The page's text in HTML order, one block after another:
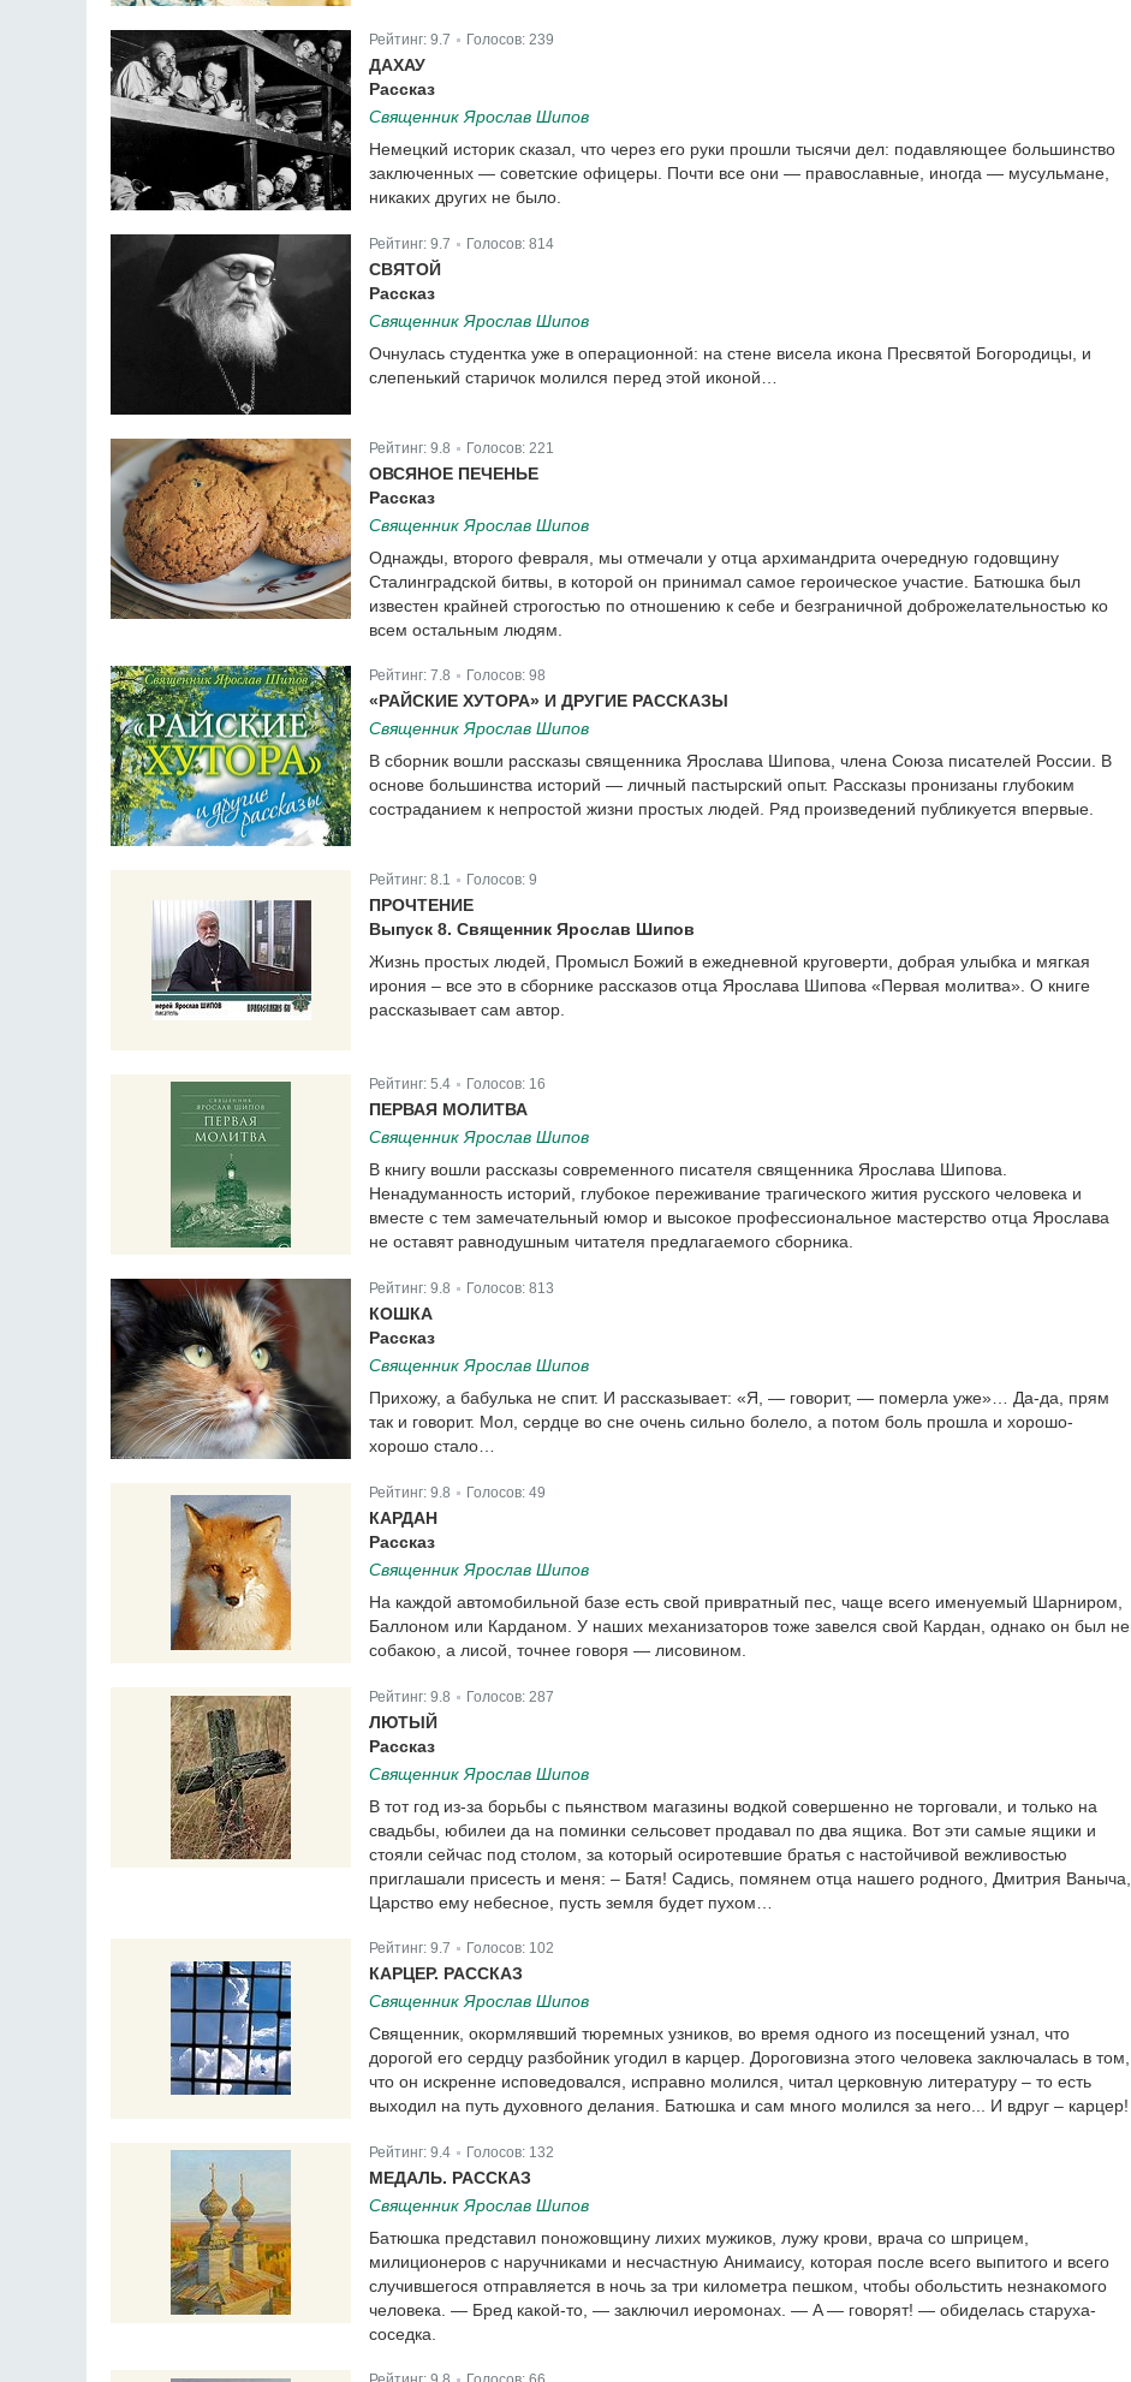
Рейтинг: 9.7 Голосов: 239
ДАХАУ
Рассказ
Священник Ярослав Шипов
Немецкий историк сказал, что через его руки прошли тысячи дел: подавляющее большинство
заключенных — советские офицеры. Почти все они — православные, иногда — мусульмане,
никаких других не было.
Рейтинг: 9.7 Голосов: 814
СВЯТОЙ
Рассказ
Священник Ярослав Шипов
Очнулась студентка уже в операционной: на стене висела икона Пресвятой Богородицы, и
слепенький старичок молился перед этой иконой…
Рейтинг: 9.8 Голосов: 221
ОВСЯНОЕ ПЕЧЕНЬЕ
Рассказ
Священник Ярослав Шипов
Однажды, второго февраля, мы отмечали у отца архимандрита очередную годовщину
Сталинградской битвы, в которой он принимал самое героическое участие. Батюшка был
известен крайней строгостью по отношению к себе и безграничной доброжелательностью ко
всем остальным людям.
Рейтинг: 7.8 Голосов: 98
«РАЙСКИЕ ХУТОРА» И ДРУГИЕ РАССКАЗЫ
Священник Ярослав Шипов
В сборник вошли рассказы священника Ярослава Шипова, члена Союза писателей России. В
основе большинства историй — личный пастырский опыт. Рассказы пронизаны глубоким
состраданием к непростой жизни простых людей. Ряд произведений публикуется впервые.
Рейтинг: 8.1 Голосов: 9
ПРОЧТЕНИЕ
Выпуск 8. Священник Ярослав Шипов
Жизнь простых людей, Промысл Божий в ежедневной круговерти, добрая улыбка и мягкая
ирония – все это в сборнике рассказов отца Ярослава Шипова «Первая молитва». О книге
рассказывает сам автор.
Рейтинг: 5.4 Голосов: 16
ПЕРВАЯ МОЛИТВА
Священник Ярослав Шипов
В книгу вошли рассказы современного писателя священника Ярослава Шипова.
Ненадуманность историй, глубокое переживание трагического жития русского человека и
вместе с тем замечательный юмор и высокое профессиональное мастерство отца Ярослава
не оставят равнодушным читателя предлагаемого сборника.
Рейтинг: 9.8 Голосов: 813
КОШКА
Рассказ
Священник Ярослав Шипов
Прихожу, а бабулька не спит. И рассказывает: «Я, — говорит, — померла уже»… Да-да, прям
так и говорит. Мол, сердце во сне очень сильно болело, а потом боль прошла и хорошо-
хорошо стало…
Рейтинг: 9.8 Голосов: 49
КАРДАН
Рассказ
Священник Ярослав Шипов
На каждой автомобильной базе есть свой привратный пес, чаще всего именуемый Шарниром,
Баллоном или Карданом. У наших механизаторов тоже завелся свой Кардан, однако он был не
собакою, а лисой, точнее говоря — лисовином.
Рейтинг: 9.8 Голосов: 287
ЛЮТЫЙ
Рассказ
Священник Ярослав Шипов
В тот год из-за борьбы с пьянством магазины водкой совершенно не торговали, и только на
свадьбы, юбилеи да на поминки сельсовет продавал по два ящика. Вот эти самые ящики и
стояли сейчас под столом, за который осиротевшие братья с настойчивой вежливостью
приглашали присесть и меня: – Батя! Садись, помянем отца нашего родного, Дмитрия Ваныча,
Царство ему небесное, пусть земля будет пухом…
Рейтинг: 9.7 Голосов: 102
КАРЦЕР. РАССКАЗ
Священник Ярослав Шипов
Священник, окормлявший тюремных узников, во время одного из посещений узнал, что
дорогой его сердцу разбойник угодил в карцер. Дороговизна этого человека заключалась в том,
что он искренне исповедовался, исправно молился, читал церковную литературу – то есть
выходил на путь духовного делания. Батюшка и сам много молился за него... И вдруг – карцер!
Рейтинг: 9.4 Голосов: 132
МЕДАЛЬ. РАССКАЗ
Священник Ярослав Шипов
Батюшка представил поножовщину лихих мужиков, лужу крови, врача со шприцем,
милиционеров с наручниками и несчастную Анимаису, которая после всего выпитого и всего
случившегося отправляется в ночь за три километра пешком, чтобы обольстить незнакомого
человека. — Бред какой-то, — заключил иеромонах. — A — говорят! — обиделась старуха-
соседка.